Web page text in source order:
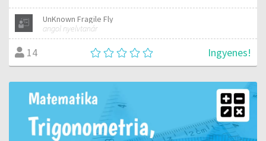
UnKnown Fragile Fly
angol nyelvtanár
14 Ingyenes!